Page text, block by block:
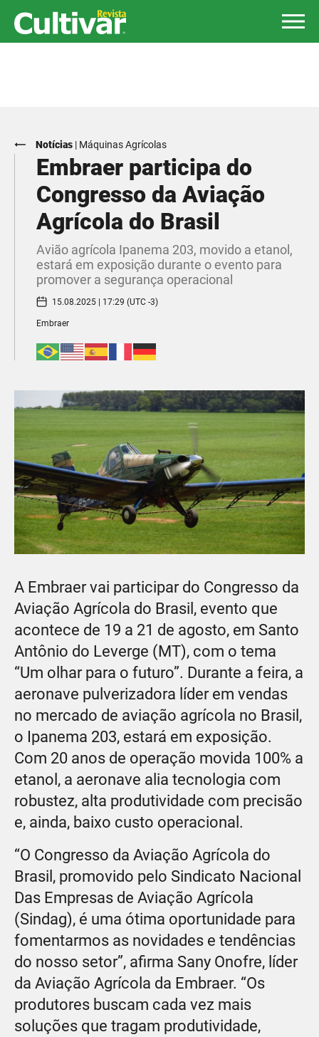
Notícias | Máquinas Agrícolas
Embraer participa do
Congresso da Aviação
Agrícola do Brasil
Avião agrícola Ipanema 203, movido a etanol,
estará em exposição durante o evento para
promover a segurança operacional
15.08.2025 | 17:29 (UTC -3)
Embraer
A Embraer vai participar do Congresso da
Aviação Agrícola do Brasil, evento que
acontece de 19 a 21 de agosto, em Santo
Antônio do Leverge (MT), com o tema
“Um olhar para o futuro”. Durante a feira, a
aeronave pulverizadora líder em vendas
no mercado de aviação agrícola no Brasil,
o Ipanema 203, estará em exposição.
Com 20 anos de operação movida 100% a
etanol, a aeronave alia tecnologia com
robustez, alta produtividade com precisão
e, ainda, baixo custo operacional.
“O Congresso da Aviação Agrícola do
Brasil, promovido pelo Sindicato Nacional
Das Empresas de Aviação Agrícola
(Sindag), é uma ótima oportunidade para
fomentarmos as novidades e tendências
do nosso setor”, afirma Sany Onofre, líder
da Aviação Agrícola da Embraer. “Os
produtores buscam cada vez mais
soluções que tragam produtividade,